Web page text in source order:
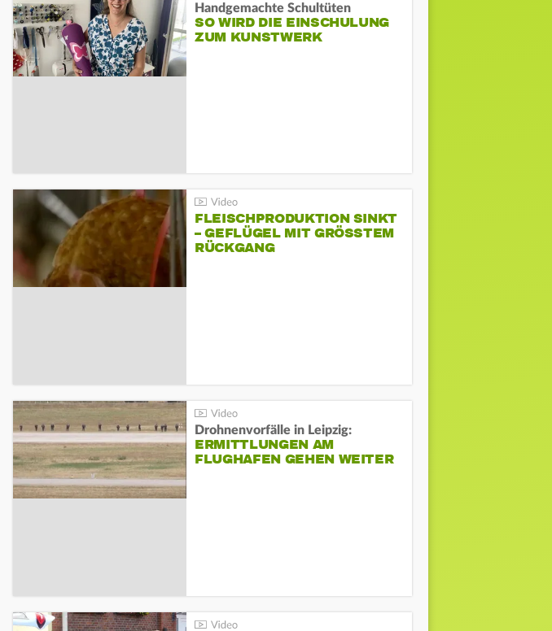
Handgemachte Schultüten
SO WIRD DIE EINSCHULUNG
ZUM KUNSTWERK
FLEISCHPRODUKTION SINKT
– GEFLÜGEL MIT GRÖSSTEM R
ÜCKGANG
Drohnenvorfälle in Leipzig:
ERMITTLUNGEN AM
FLUGHAFEN GEHEN WEITER